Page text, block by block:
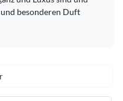
besonderen Duft